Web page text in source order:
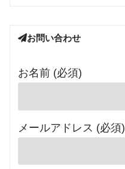
お問い合わせ
お名前 (必須)
メールアドレス (必須)